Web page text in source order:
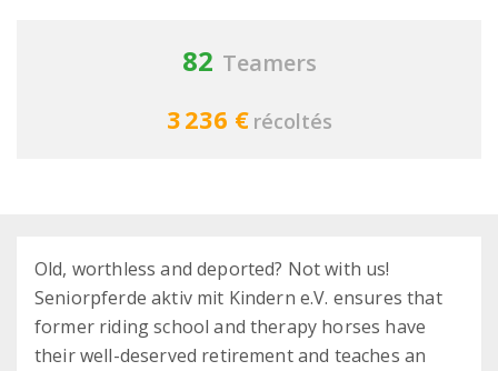
82 Teamers
3 236 € récoltés
Old, worthless and deported? Not with us!
Seniorpferde aktiv mit Kindern e.V. ensures that
former riding school and therapy horses have
their well-deserved retirement and teaches an